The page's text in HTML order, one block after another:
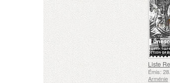
Émis:
Arménie